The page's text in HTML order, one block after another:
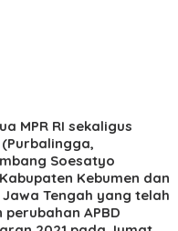
MPR RI sekaligus
Soesatyo
Kebumen dan
Tengah yang telah
APBD